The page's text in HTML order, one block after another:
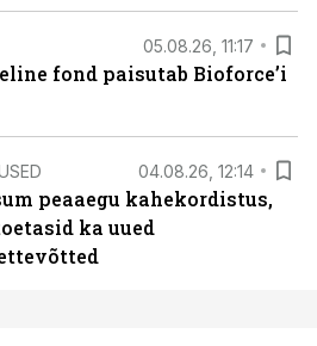
05.08.26, 11:17
fond paisutab Bioforce’i
04.08.26, 12:14
peaaegu kahekordistus,
ka uued